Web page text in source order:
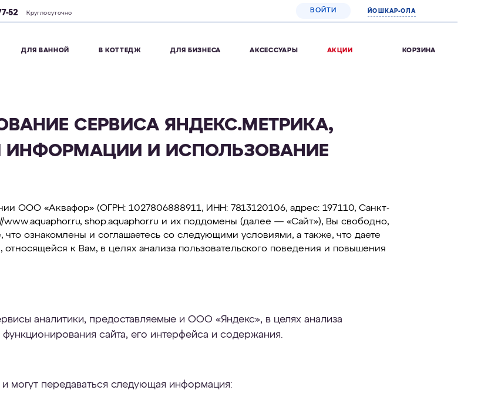
52 Круглосуточно ВОЙТИ ЙОШКАР-ОЛА
ДЛЯ ВАННОЙ В КОТТЕДЖ ДЛЯ БИЗНЕСА АКСЕССУАРЫ АКЦИИ КОРЗИНА
СЕРВИСА ЯНДЕКС.МЕТРИКА,
ИНФОРМАЦИИ И ИСПОЛЬЗОВАНИЕ
ООО «Аквафор» (ОГРН: 1027806888911, ИНН: 7813120106, адрес: 197110, Санкт-
www.aquaphor.ru, shop.aquaphor.ru и их поддомены (далее — «Сайт»), Вы свободно,
ознакомлены и соглашаетесь со следующими условиями, а также, что даете
к Вам, в целях анализа пользовательского поведения и повышения
аналитики, предоставляемые и ООО «Яндекс», в целях анализа
сайта, его интерфейса и содержания.
могут передаваться следующая информация: